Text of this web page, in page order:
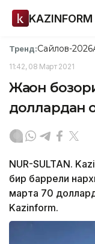
KAZINFORM
Тренд:Сайлов-2026
11:42, 08 Март 2021
Жаҳон
доллардан
NUR-SULTAN.
бир баррели
марта 70
Kazinform.